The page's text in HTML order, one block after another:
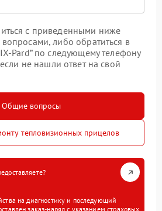
с приведенными ниже
либо обратиться в
Pard” по следующему телефону
если не нашли ответ на свой
Общие вопросы
тепловизионных прицелов
на диагностику и последующий
заказ-наряд с указанием страховых